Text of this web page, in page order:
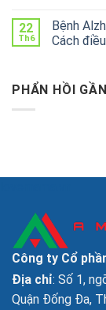
22
Th6
Bệnh
Cách
PHẨN HỒI
Công ty Cổ
Địa chỉ: Số 1,
Quận Đống Đa,